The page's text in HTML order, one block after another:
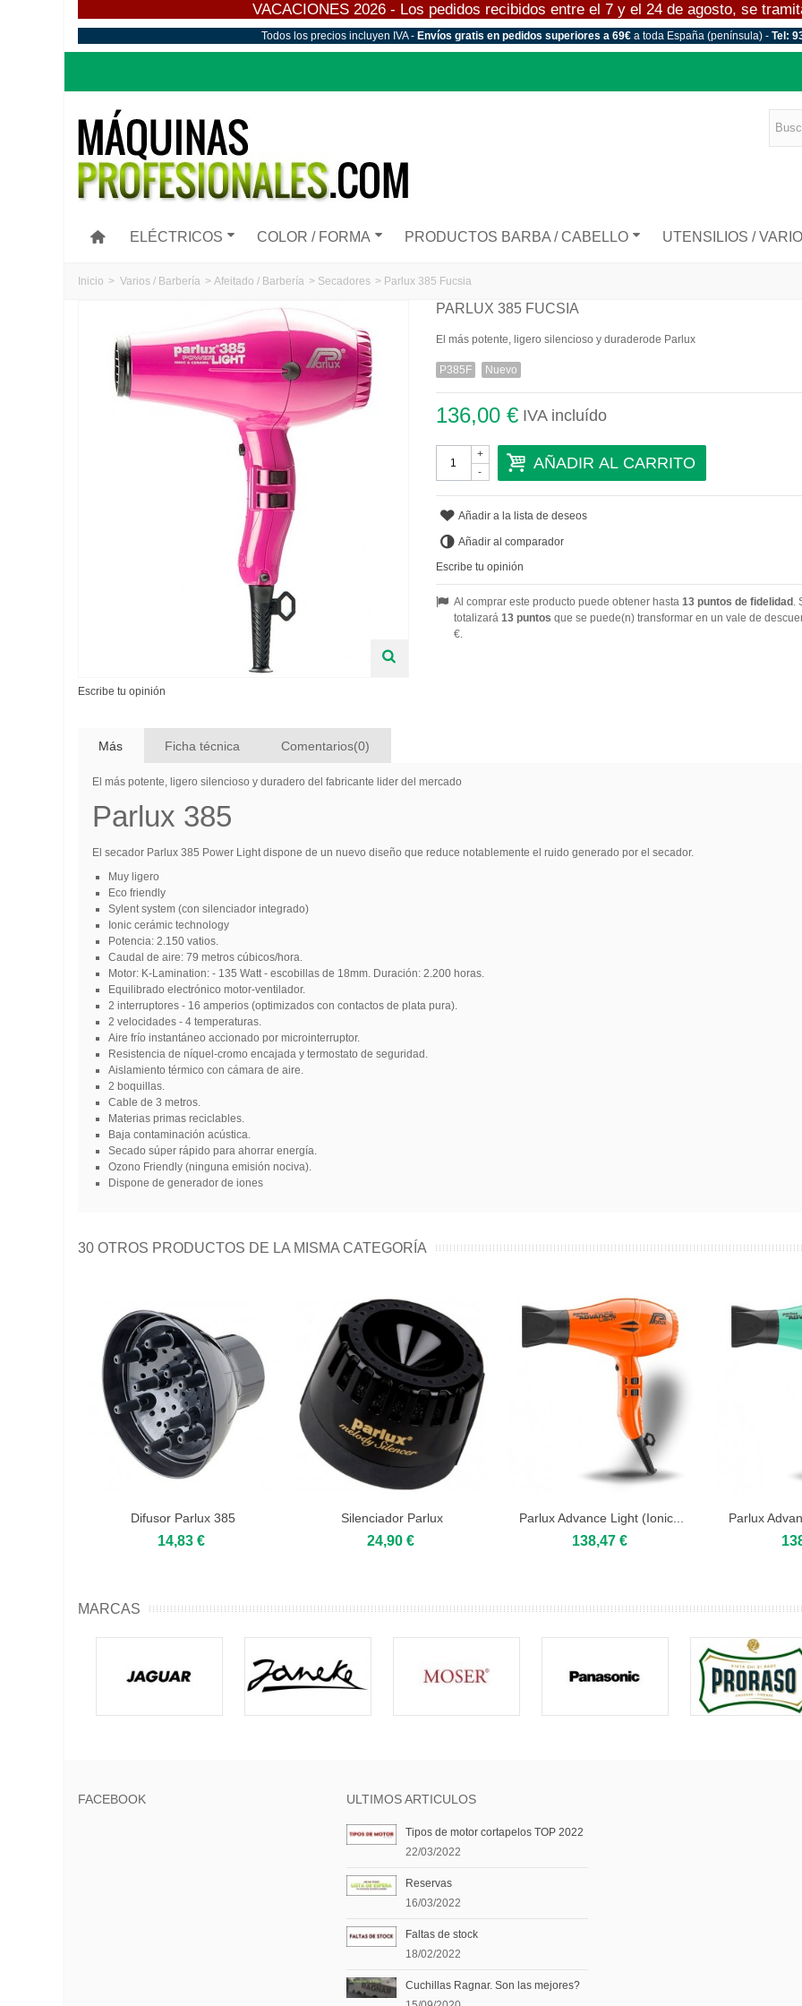
VACACIONES 2026 - Los pedidos recibidos entre el 7 y el 24 de agosto, se
Todos los precios incluyen IVA - Envíos gratis en pedidos superiores a 69€ a toda España (península) - Tel:
ELÉCTRICOS COLOR / FORMA PRODUCTOS BARBA / CABELLO UTENSILIOS /
Inicio > Varios / Barbería > Afeitado / Barbería > Secadores > Parlux 385 Fucsia
Escribe tu opinión
PARLUX 385 FUCSIA
El más potente, ligero silencioso y duraderode Parlux
P385F Nuevo
136,00 € IVA incluído
-
+ AÑADIR AL CARRITO
Añadir a la lista de deseos
Añadir al comparador
Escribe tu opinión
Al comprar este producto puede obtener hasta 13puntos de fidelidad.
totalizará 13puntos que se puede(n) transformar en un vale de
€.
Más Ficha técnica Comentarios(0)
El más potente, ligero silencioso y duradero del fabricante lider del mercado
Parlux 385
El secador Parlux 385 Power Light dispone de un nuevo diseño que reduce notablemente el ruido generado por el secador.
Muy ligero
Eco friendly
Sylent system (con silenciador integrado)
Ionic cerámic technology
Potencia: 2.150 vatios.
Caudal de aire: 79 metros cúbicos/hora.
Motor: K-Lamination: - 135 Watt - escobillas de 18mm. Duración: 2.200 horas.
Equilibrado electrónico motor-ventilador.
2 interruptores - 16 amperios (optimizados con contactos de plata pura).
2 velocidades - 4 temperaturas.
Aire frío instantáneo accionado por microinterruptor.
Resistencia de níquel-cromo encajada y termostato de seguridad.
Aislamiento térmico con cámara de aire.
2 boquillas.
Cable de 3 metros.
Materias primas reciclables.
Baja contaminación acústica.
Secado súper rápido para ahorrar energía.
Ozono Friendly (ninguna emisión nociva).
Dispone de generador de iones
30 OTROS PRODUCTOS DE LA MISMA CATEGORÍA
Difusor Parlux 385
14,83 €
Silenciador Parlux
24,90 €
Parlux Advance Light (Ionic...
138,47 €
Parlux
MARCAS
FACEBOOK ULTIMOS ARTICULOS
Tipos de motor cortapelos TOP 2022
22/03/2022
Reservas
16/03/2022
Faltas de stock
18/02/2022
Cuchillas Ragnar. Son las mejores?